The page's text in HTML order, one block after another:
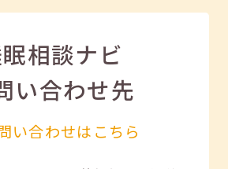
相談ナビ
い合わせ先
い合わせはこちら